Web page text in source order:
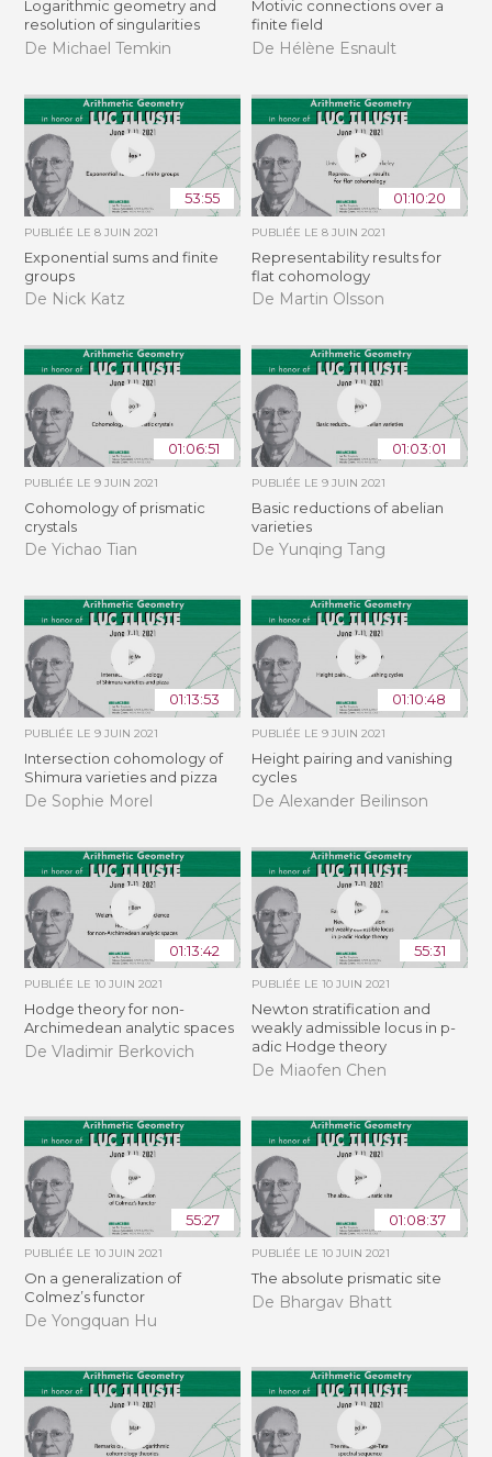
Logarithmic geometry and
resolution of singularities
De Michael Temkin
Motivic connections over a
finite field
De Hélène Esnault
53:55
PUBLIÉE LE8 JUIN 2021
Exponential sums and finite
groups
De Nick Katz
01:10:20
PUBLIÉE LE 8 JUIN 2021
Representability results for
flat cohomology
De Martin Olsson
01:06:51
PUBLIÉE LE9 JUIN 2021
Cohomology of prismatic
crystals
De Yichao Tian
01:03:01
PUBLIÉE LE 9 JUIN 2021
Basic reductions of abelian
varieties
De Yunqing Tang
01:13:53
PUBLIÉE LE9 JUIN 2021
Intersection cohomology of
Shimura varieties and pizza
De Sophie Morel
01:10:48
PUBLIÉE LE 9 JUIN 2021
Height pairing and vanishing
cycles
De Alexander Beilinson
01:13:42
PUBLIÉE LE10 JUIN 2021
Hodge theory for non-
Archimedean analytic spaces
De Vladimir Berkovich
55:31
PUBLIÉE LE 10 JUIN 2021
Newton stratification and
weakly admissible locus in p-
adic Hodge theory
De Miaofen Chen
55:27
PUBLIÉE LE10 JUIN 2021
On a generalization of
Colmez’s functor
De Yongquan Hu
01:08:37
PUBLIÉE LE 10 JUIN 2021
The absolute prismatic site
De Bhargav Bhatt